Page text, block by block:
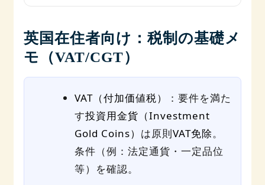
英国在住者向け：税制の基礎メ
モ（VAT/CGT）
VAT（付加価値税）
：要件を満た
す投資用金貨（Investment
Gold Coins） は原則VAT免除。
条件（例：法定通貨・一定品位
等）を確認。